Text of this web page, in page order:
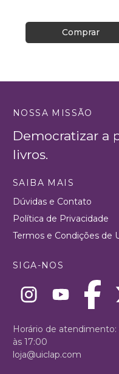
Comprar
NOSSA MISSÃO
Democratizar a
livros.
SAIBA MAIS
Dúvidas e Contato
Política de Privacidade
Termos e Condições de
SIGA-NOS
Horário de
às 17:00
loja@uiclap.com